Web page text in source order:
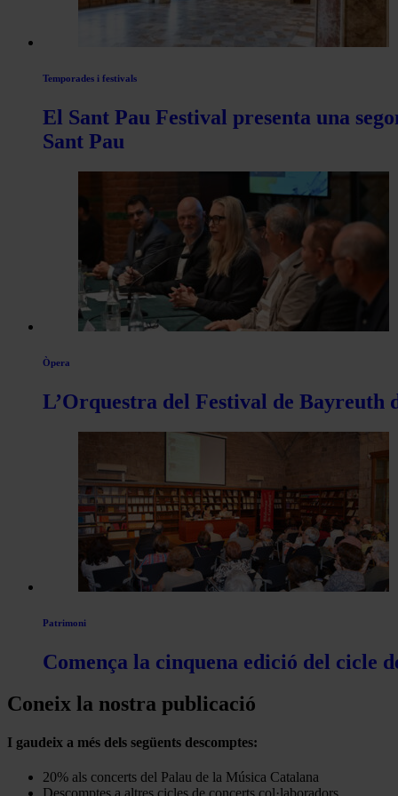
Temporades i festivals
El Sant Pau Festival presenta una
Sant Pau
Òpera
L’Orquestra del Festival de Bayreuth
Patrimoni
Comença la cinquena edició del cicle
Coneix la nostra publicació
I gaudeix a més dels següents descomptes:
20% als concerts del Palau de la Música Catalana